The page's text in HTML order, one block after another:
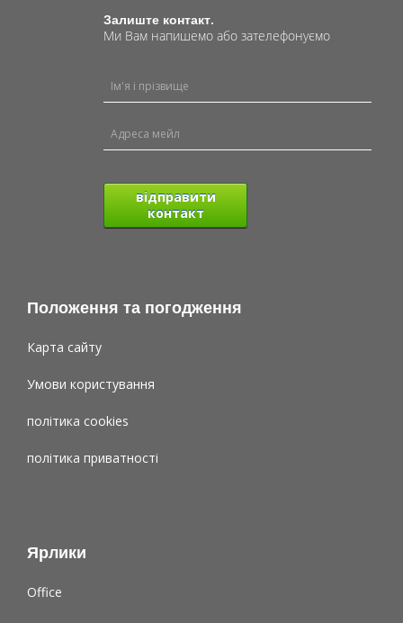
Залиште контакт.
Ми Вам напишемо або зателефонуємо
відправити
контакт
Положення та погодження
Карта сайту
Умови користування
політика cookies
політика приватності
Ярлики
Office